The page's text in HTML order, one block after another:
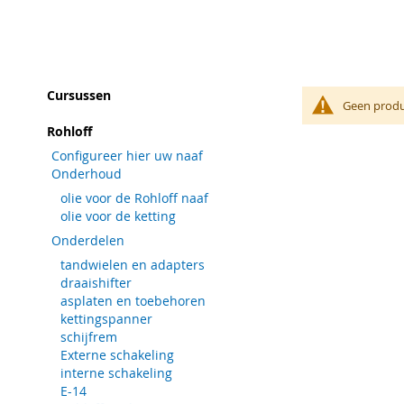
Geen
Cursussen
Rohloff
Configureer hier uw naaf
Onderhoud
olie voor de Rohloff naaf
olie voor de ketting
Onderdelen
tandwielen en adapters
draaishifter
asplaten en toebehoren
kettingspanner
schijfrem
Externe schakeling
interne schakeling
E-14